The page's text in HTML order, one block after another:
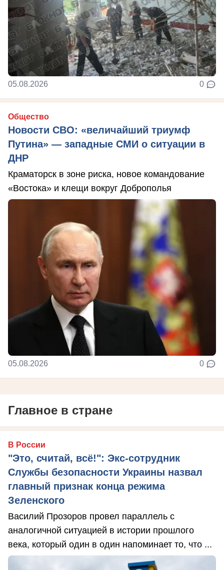
05.08.2026 0
Общество
Новости СВО: «величайший триумф
Путина» — западные СМИ о ситуации в
ДНР
Краматорск в зоне риска, новое командование
«Востока» и клещи вокруг Доброполья
05.08.2026 0
Главное в стране
В России
"Это, считай, всё!": Экс-сотрудник
Службы безопасности Украины назвал
главный признак конца режима
Зеленского
Василий Прозоров провел параллель с
аналогичной ситуацией в истории прошлого
века, который один в один напоминает то, что ...